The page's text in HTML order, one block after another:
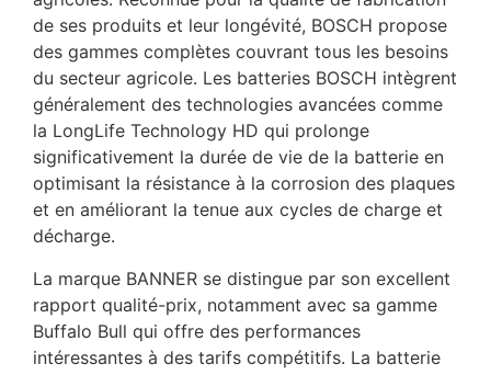
de ses produits et leur longévité, BOSCH propose
des gammes complètes couvrant tous les besoins
du secteur agricole. Les batteries BOSCH intègrent
généralement des technologies avancées comme
la LongLife Technology HD qui prolonge
significativement la durée de vie de la batterie en
optimisant la résistance à la corrosion des plaques
et en améliorant la tenue aux cycles de charge et
décharge.
La marque BANNER se distingue par son excellent
rapport qualité-prix, notamment avec sa gamme
Buffalo Bull qui offre des performances
intéressantes à des tarifs compétitifs. La batterie